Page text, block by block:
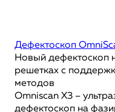
Дефектоскоп
Новый дефектоскоп
решетках с
методов
Omniscan X3 –
дефектоскоп на